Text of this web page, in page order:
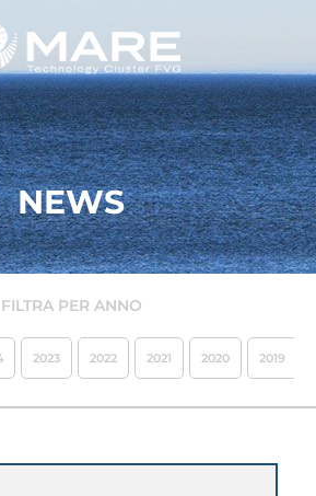
NEWS
FILTRA PER ANNO
2023 2022 2021 2020 2019